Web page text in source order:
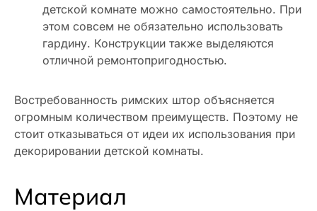
детской комнате можно самостоятельно. При
этом совсем не обязательно использовать
гардину. Конструкции также выделяются
отличной ремонтопригодностью.
Востребованность римских штор объясняется
огромным количеством преимуществ. Поэтому не
стоит отказываться от идеи их использования при
декорировании детской комнаты.
Материал